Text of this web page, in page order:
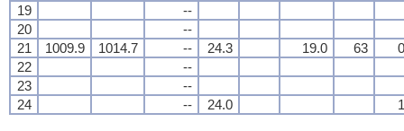
19
--
20
--
21
1009.9 1014.7 -- 24.3 19.0 63
22
--
23
--
24
-- 24.0